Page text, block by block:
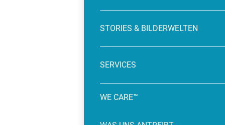
STORIES & BILDERWELTEN
SERVICES
WE CARE™